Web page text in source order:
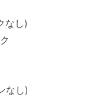
なし)
なし)